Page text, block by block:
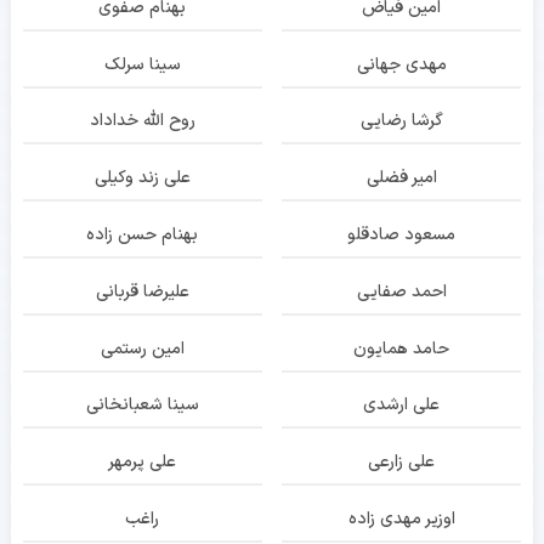
امین فیاض بهنام صفوی
مهدی جهانی سینا سرلک
گرشا رضایی روح الله خداداد
امیر فضلی علی زند وکیلی
مسعود صادقلو بهنام حسن زاده
احمد صفایی علیرضا قربانی
حامد همایون امین رستمی
علی ارشدی سینا شعبانخانی
علی زارعی علی پرمهر
اوزیر مهدی زاده راغب